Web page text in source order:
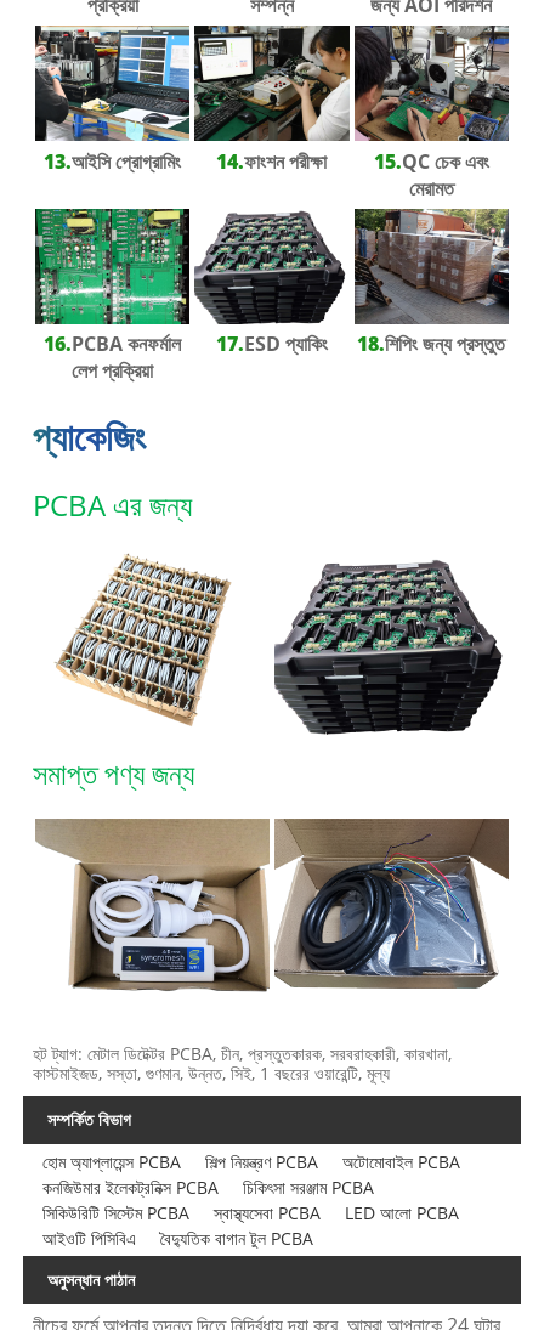
13.আইসি প্রোগ্রামিং 14.ফাংশন পরীক্ষা 15.QC চেক এবং
মেরামত
16.PCBA কনফর্মাল
লেপ প্রক্রিয়া
17.ESD প্যাকিং 18.শিপিং জন্য প্রস্তুত
প্যাকেজিং
PCBA এর জন্য
সমাপ্ত পণ্য জন্য
হট ট্যাগ: মেটাল ডিটেক্টর PCBA, চীন, প্রস্তুতকারক, সরবরাহকারী, কারখানা,
কাস্টমাইজড, সস্তা, গুণমান, উন্নত, সিই, 1 বছরের ওয়ারেন্টি, মূল্য
সম্পর্কিত বিভাগ
হোম অ্যাপ্লায়েন্স PCBA
শিল্প নিয়ন্ত্রণ PCBA
অটোমোবাইল PCBA
কনজিউমার ইলেকট্রনিক্স PCBA
চিকিৎসা সরঞ্জাম PCBA
সিকিউরিটি সিস্টেম PCBA
স্বাস্থ্যসেবা PCBA
LED আলো PCBA
আইওটি পিসিবিএ
বৈদ্যুতিক বাগান টুল PCBA
অনুসন্ধান পাঠান